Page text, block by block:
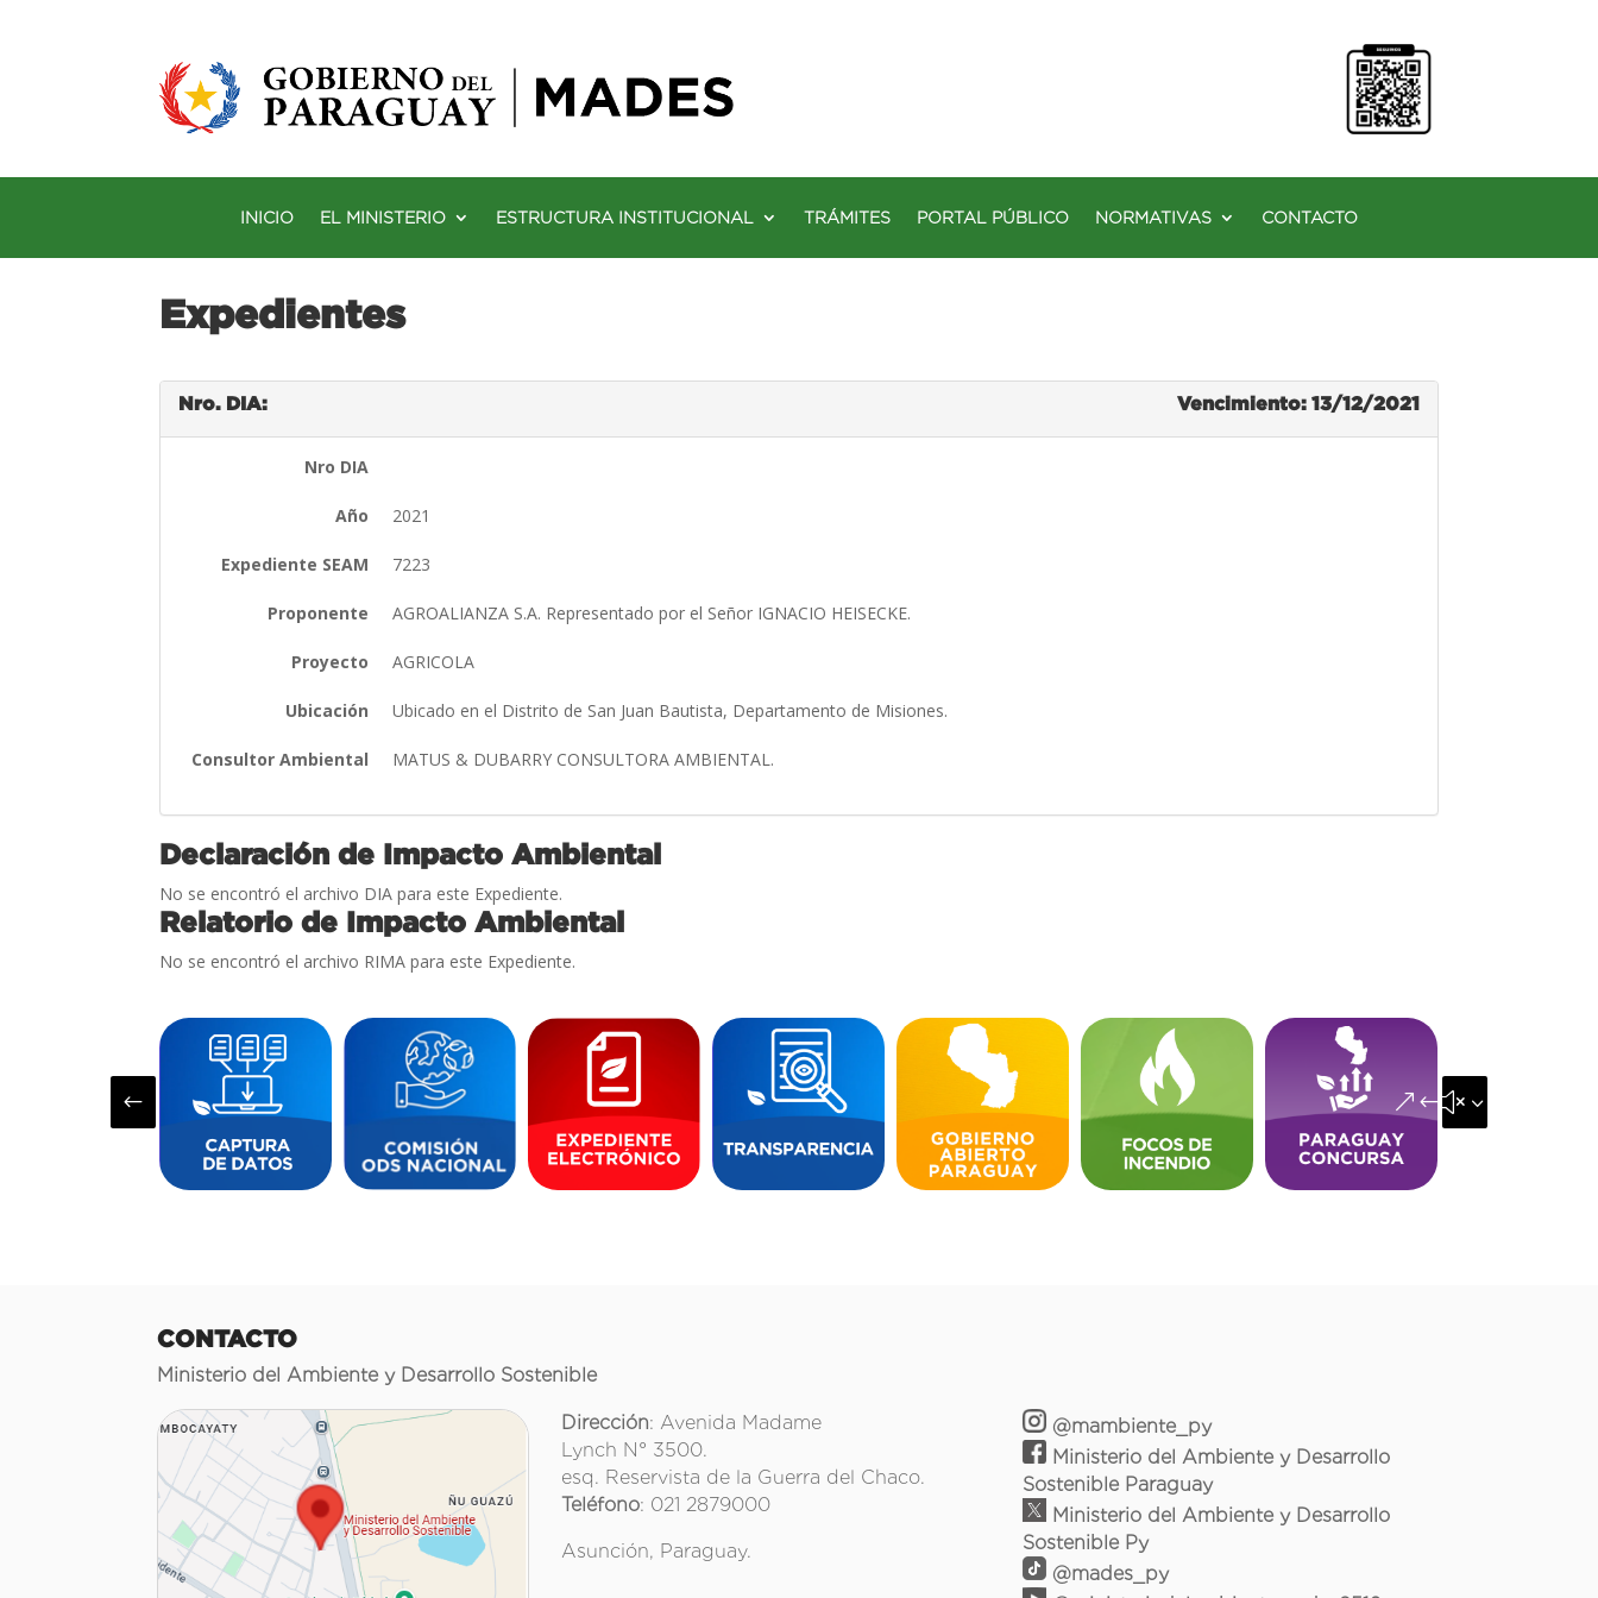
INICIO EL MINISTERIO ESTRUCTURA INSTITUCIONAL TRÁMITES PORTAL PÚBLICO NORMATIVAS CONTACTO
Expedientes
Nro. DIA: Vencimiento: 13/12/2021
Nro DIA
Año 2021
Expediente SEAM 7223
Proponente AGROALIANZA S.A. Representado por el Señor IGNACIO HEISECKE.
Proyecto AGRICOLA
Ubicación Ubicado en el Distrito de San Juan Bautista, Departamento de Misiones.
Consultor Ambiental MATUS & DUBARRY CONSULTORA AMBIENTAL.
Declaración de Impacto Ambiental
No se encontró el archivo DIA para este Expediente.
Relatorio de Impacto Ambiental
No se encontró el archivo RIMA para este Expediente.
# &#x35;
CONTACTO
Ministerio del Ambiente y Desarrollo Sostenible
Dirección: Avenida Madame
Lynch N° 3500.
esq. Reservista de la Guerra del Chaco.
Teléfono: 021 2879000
Asunción, Paraguay.
@mambiente_py
Ministerio del Ambiente y Desarrollo
Sostenible Paraguay
Ministerio del Ambiente y Desarrollo
Sostenible Py
@mades_py